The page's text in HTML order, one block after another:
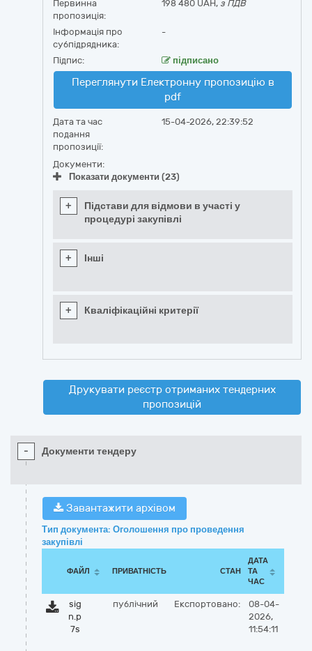
Первинна
пропозиція:
198 480 UAH, з ПДВ
Інформація про
субпідрядника:
-
Підпис: підписано
Переглянути Електронну пропозицію в
pdf
Дата та час
подання
пропозиції:
15-04-2026, 22:39:52
Документи:
Показати документи (23)
+
Підстави для відмови в участі у
процедурі закупівлі
+ Інші
+ Кваліфікаційні критерії
Друкувати реєстр отриманих тендерних
пропозицій
- Документи тендеру
Завантажити архівом
Тип документа: Оголошення про проведення
закупівлі
ФАЙЛ ПРИВАТНІСТЬ СТАН
ДАТА
ТА
ЧАС
sig
n.p
7s
публічний Експортовано:
08-04-
2026,
11:54:11